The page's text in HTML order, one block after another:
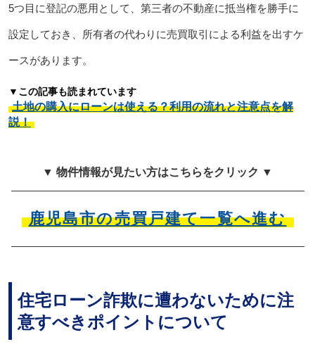
5つ目に登記の悪用として、第三者の不動産に抵当権を勝手に
設定しておき、所有者の代わりに売買取引による利益を出すケ
ースがあります。
▼この記事も読まれています
土地の購入にローンは使える？利用の流れと注意点を解
説！
▼ 物件情報が見たい方はこちらをクリック ▼
鹿児島市の売買戸建て一覧へ進む
住宅ローン詐欺に遭わないために注
意すべきポイントについて